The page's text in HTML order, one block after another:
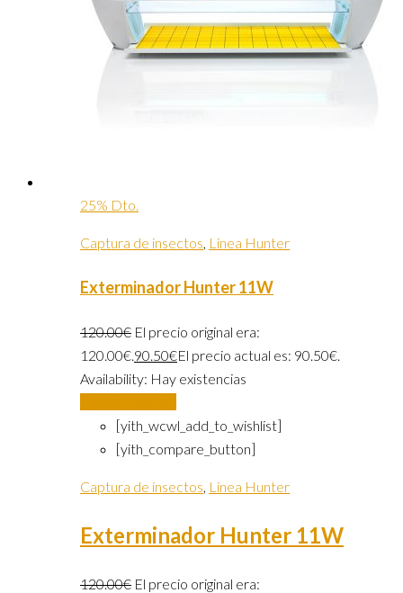
25% Dto.
Captura de insectos, Linea Hunter
Exterminador Hunter 11W
120.00€ El precio original era:
120.00€.90.50€El precio actual es: 90.50€.
Availability: Hay existencias
[yith_wcwl_add_to_wishlist]
[yith_compare_button]
Captura de insectos, Linea Hunter
Exterminador Hunter 11W
120.00€ El precio original era: